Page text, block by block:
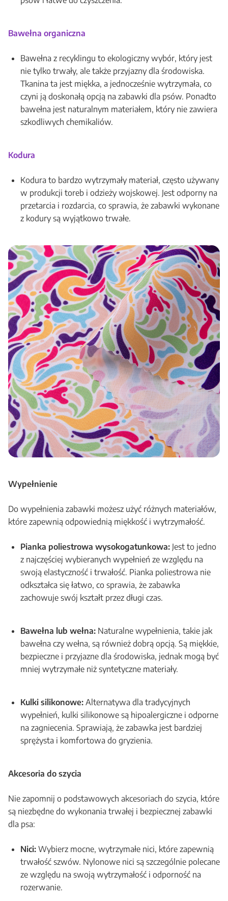
Bawełna organiczna
Bawełna z recyklingu to ekologiczny wybór, który jest
nie tylko trwały, ale także przyjazny dla środowiska.
Tkanina ta jest miękka, a jednocześnie wytrzymała, co
czyni ją doskonałą opcją na zabawki dla psów. Ponadto
bawełna jest naturalnym materiałem, który nie zawiera
szkodliwych chemikaliów.
Kodura
Kodura to bardzo wytrzymały materiał, często używany
w produkcji toreb i odzieży wojskowej. Jest odporny na
przetarcia i rozdarcia, co sprawia, że zabawki wykonane
z kodury są wyjątkowo trwałe.
Wypełnienie
Do wypełnienia zabawki możesz użyć różnych materiałów,
które zapewnią odpowiednią miękkość i wytrzymałość.
Pianka poliestrowa wysokogatunkowa: Jest to jedno
z najczęściej wybieranych wypełnień ze względu na
swoją elastyczność i trwałość. Pianka poliestrowa nie
odkształca się łatwo, co sprawia, że zabawka
zachowuje swój kształt przez długi czas.
Bawełna lub wełna: Naturalne wypełnienia, takie jak
bawełna czy wełna, są również dobrą opcją. Są miękkie,
bezpieczne i przyjazne dla środowiska, jednak mogą być
mniej wytrzymałe niż syntetyczne materiały.
Kulki silikonowe: Alternatywa dla tradycyjnych
wypełnień, kulki silikonowe są hipoalergiczne i odporne
na zagniecenia. Sprawiają, że zabawka jest bardziej
sprężysta i komfortowa do gryzienia.
Akcesoria do szycia
Nie zapomnij o podstawowych akcesoriach do szycia, które
są niezbędne do wykonania trwałej i bezpiecznej zabawki
dla psa:
Nici: Wybierz mocne, wytrzymałe nici, które zapewnią
trwałość szwów. Nylonowe nici są szczególnie polecane
ze względu na swoją wytrzymałość i odporność na
rozerwanie.